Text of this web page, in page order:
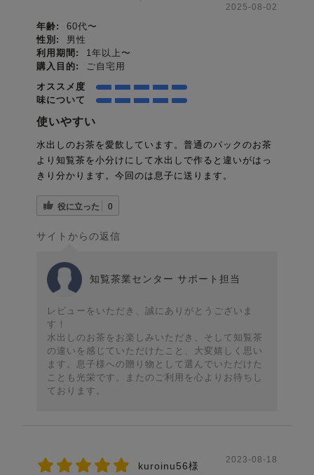
2025-08-02
年齢:
60代〜
性別:
男性
利用期間:
1年以上〜
購入目的:
ご自宅用
オススメ度
味について
使いやすい
水出しのお茶を愛飲しています。普通のパックのお茶
より知覧茶を小分けにして水出しで作ると違いがはっ
きり分かります。今回のは息子に送ります。
役に立った 0
サイトからの返信
知覧茶業センター サポート担当
レビューをいただき、誠にありがとうございま
す！
水出しのお茶をお楽しみいただき、そして知覧茶
の違いを感じていただけたこと、大変嬉しく思い
ます。息子様への贈り物として選んでいただけた
ことも光栄です。またのご利用を心よりお待ちし
ております。
kuroinu56様
2023-08-18